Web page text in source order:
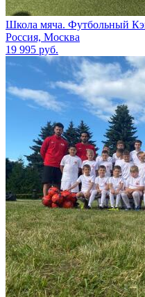
Школа мяча. Футбольный
Россия, Москва
19 995 руб.